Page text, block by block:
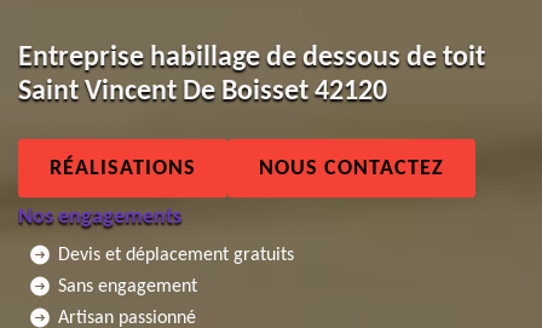
Entreprise habillage de dessous de toit
Saint Vincent De Boisset 42120
RÉALISATIONS NOUS CONTACTEZ
Nos engagements
Devis et déplacement gratuits
Sans engagement
Artisan passionné